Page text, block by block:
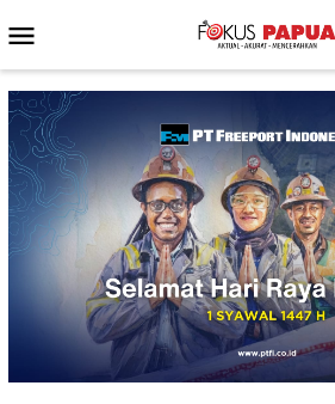
to
Menu